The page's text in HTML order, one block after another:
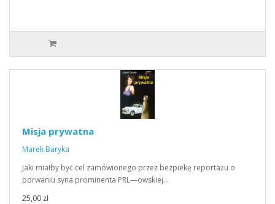
Misja prywatna
Marek Baryka
Jaki miałby być cel zamówionego przez bezpiekę reportażu o
porwaniu syna prominenta PRL—owskiej…
25,00 zł